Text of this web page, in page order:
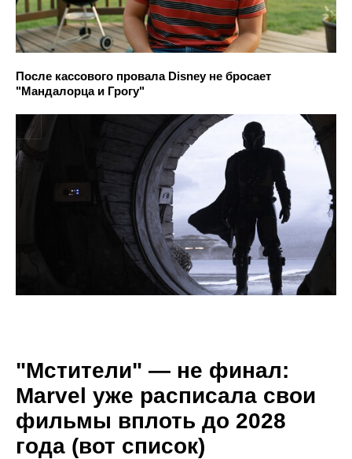
После кассового провала Disney не бросает
"Мандалорца и Грогу"
"Мстители" — не финал:
Marvel уже расписала свои
фильмы вплоть до 2028
года (вот список)